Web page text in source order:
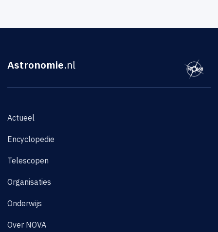
Astronomie.nl
Actueel
Encyclopedie
Telescopen
Organisaties
Onderwijs
Over NOVA